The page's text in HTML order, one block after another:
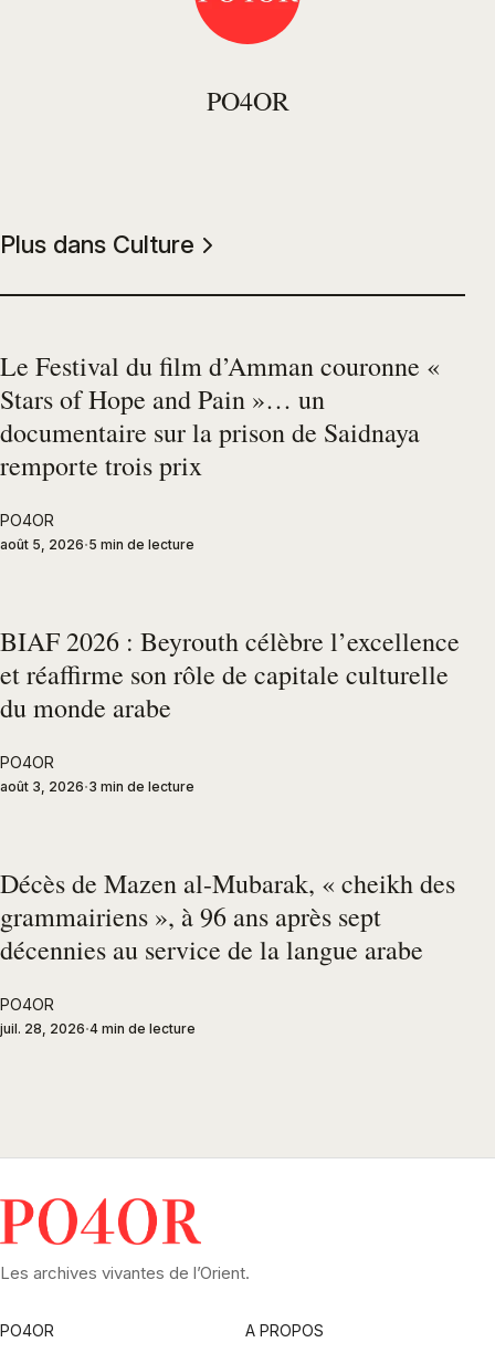
PO4OR
Plus dans Culture
Le Festival du film d’Amman couronne «
Stars of Hope and Pain »… un
documentaire sur la prison de Saidnaya
remporte trois prix
PO4OR
août 5, 2026 5 min de lecture
BIAF 2026 : Beyrouth célèbre l’excellence
et réaffirme son rôle de capitale culturelle
du monde arabe
PO4OR
août 3, 2026 3 min de lecture
Décès de Mazen al-Mubarak, « cheikh des
grammairiens », à 96 ans après sept
décennies au service de la langue arabe
PO4OR
juil. 28, 2026 4 min de lecture
Les archives vivantes de l’Orient.
PO4OR A PROPOS